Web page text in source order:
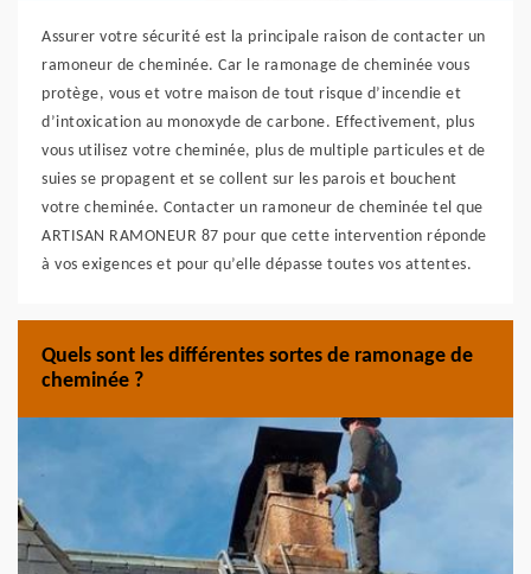
Assurer votre sécurité est la principale raison de contacter un
ramoneur de cheminée. Car le ramonage de cheminée vous
protège, vous et votre maison de tout risque d’incendie et
d’intoxication au monoxyde de carbone. Effectivement, plus
vous utilisez votre cheminée, plus de multiple particules et de
suies se propagent et se collent sur les parois et bouchent
votre cheminée. Contacter un ramoneur de cheminée tel que
ARTISAN RAMONEUR 87 pour que cette intervention réponde
à vos exigences et pour qu’elle dépasse toutes vos attentes.
Quels sont les différentes sortes de ramonage de
cheminée ?